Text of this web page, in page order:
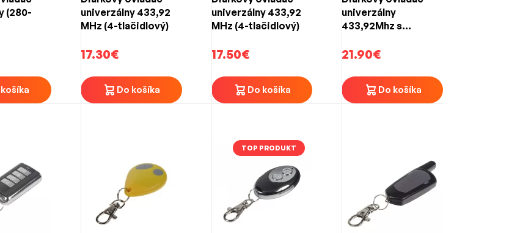
(280-
košíka
univerzálny 433,92
MHz (4-tlačidlový)
17.30€
Do košíka
univerzálny 433,92
MHz (4-tlačidlový)
17.50€
Do košíka
univerzálny
433,92Mhz s
(Design BMW)
21.90€
Do košíka
TOP PRODUKT